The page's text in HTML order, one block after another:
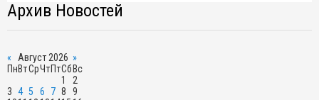
Архив Новостей
« Август 2026 »
ПнВтСрЧтПтСб Вс
1
2
3 4 5 6 7 8
9